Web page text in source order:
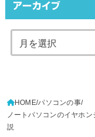
アーカイブ
HOME パソコンの事
ノートパソコンのイヤホ
説